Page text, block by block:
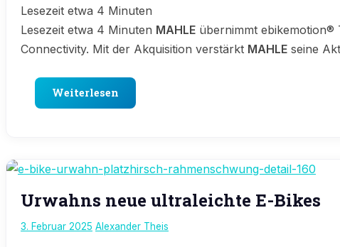
Lesezeit etwa 4 Minuten
Lesezeit etwa 4 Minuten MAHLE übernimmt ebikemotion®
Connectivity. Mit der Akquisition verstärkt MAHLE seine
Weiterlesen
Bike
News
Urwahns neue ultraleichte E-Bikes
3. Februar 2025 Alexander Theis